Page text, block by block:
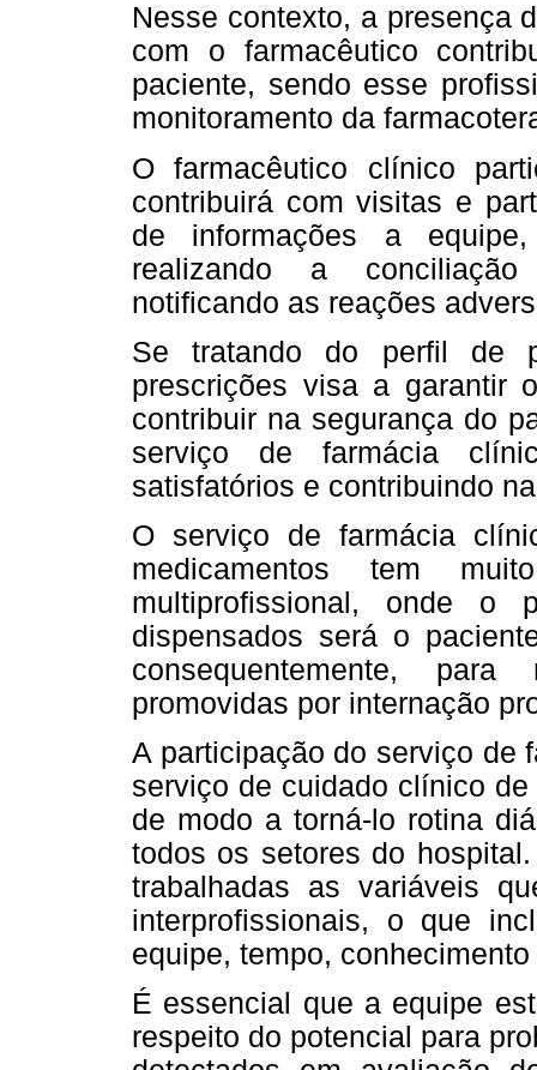
Nesse contexto, a presença
com o farmacêutico
paciente, sendo esse
monitoramento da
O farmacêutico clínico
contribuirá com visitas e
de informações a equipe,
realizando a conciliação
notificando as reações
Se tratando do perfil de
prescrições visa a garantir
contribuir na segurança do
serviço de farmácia
satisfatórios e contribuindo
O serviço de farmácia
medicamentos tem
multiprofissional, onde o
dispensados será o
consequentemente,
promovidas por internação
A participação do serviço de
serviço de cuidado clínico
de modo a torná-lo rotina
todos os setores do
trabalhadas as variáveis
interprofissionais, o que
equipe, tempo,
É essencial que a equipe
respeito do potencial para